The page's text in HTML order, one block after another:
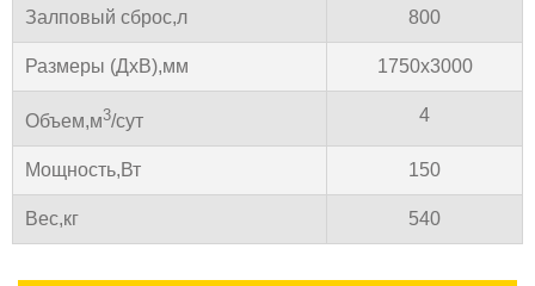
Залповый сброс,л 800
Размеры (ДхВ),мм 1750х3000
Объем,м3/сут 4
Мощность,Вт 150
Вес,кг 540